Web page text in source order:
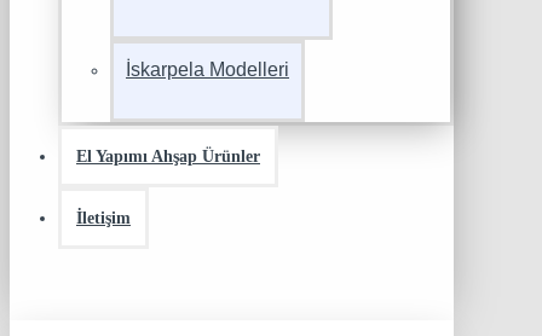
İskarpela Modelleri
El Yapımı Ahşap Ürünler
İletişim